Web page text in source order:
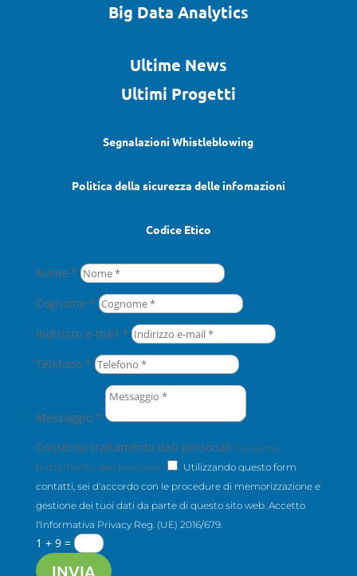
Big Data Analytics
Ultime News
Ultimi Progetti
Segnalazioni Whistleblowing
Politica della sicurezza delle infomazioni
Codice Etico
Nome *
Cognome *
Indirizzo e-mail *
Telefono *
Messaggio *
Consenso trattamento dati personali Consenso
trattamento dati personali
Utilizzando questo form
contatti, sei d'accordo con le procedure di memorizzazione e
gestione dei tuoi dati da parte di questo sito web. Accetto
l'Informativa Privacy Reg. (UE) 2016/679.
1 + 9=
INVIA